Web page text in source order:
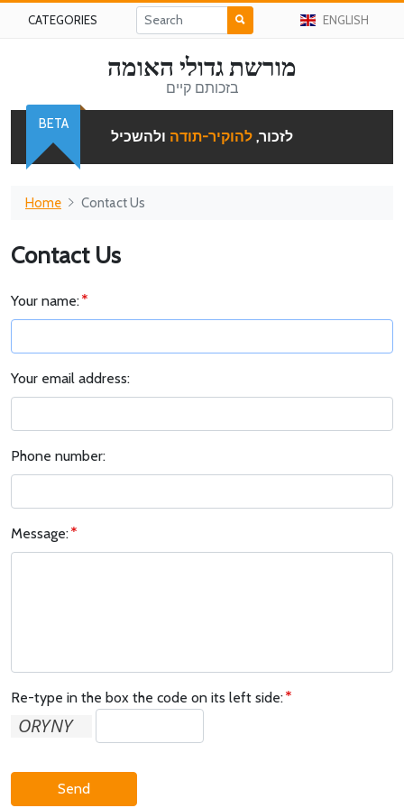
CATEGORIES ENGLISH
מורשת גדולי האומה
בזכותם קיים
לזכור, להוקיר-תודה ולהשכיל
BETA
Home Contact Us
Contact Us
Your name:
Your email address:
Phone number:
Message:
Re-type in the box the code on its left side:
Send